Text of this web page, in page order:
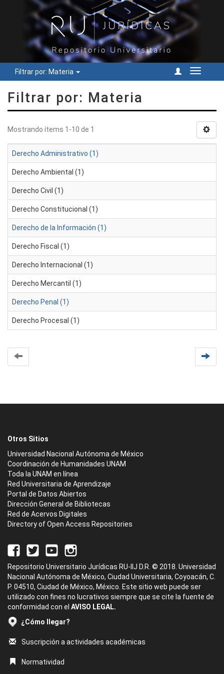
Filtrar por: Materia
Cambiar
Filtrar por: Materia
Mostrando ítems 1-10 de 1
Derecho Administrativo (1)
Derecho Ambiental (1)
Derecho Civil (1)
Derecho Constitucional (1)
Derecho de la Información (1)
Derecho Fiscal (1)
Derecho Internacional (1)
Derecho Mercantil (1)
Derecho Penal (1)
Derecho Procesal (1)
Otros Sitios
Universidad Nacional Autónoma de México
Coordinación de Humanidades UNAM
Toda la UNAM en línea
Red Universitaria de Aprendizaje
Portal de Datos Abiertos
Dirección General de Bibliotecas
Red de Acervos Digitales
Directory of Open Access Repositories
Repositorio Universitario Jurídicas RU-IIJ D.R. © 2018. Universidad
Nacional Autónoma de México, Ciudad Universitaria, Coyoacán, C.
P. 04510, Ciudad de México, México. Este sitio web puede ser
utilizado con fines no lucrativos siempre que se cite la fuente de
conformidad con el AVISO LEGAL.
¿Cómo llegar?
Suscripción a actividades académicas
Normatividad